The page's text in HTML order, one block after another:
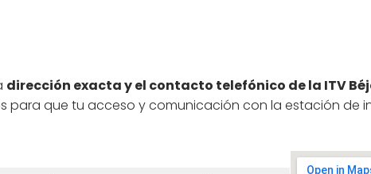
dirección exacta y el contacto telefónico de la ITV
para que tu acceso y comunicación con la estación de